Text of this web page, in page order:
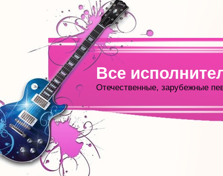
Все
Отечественные, зарубежные